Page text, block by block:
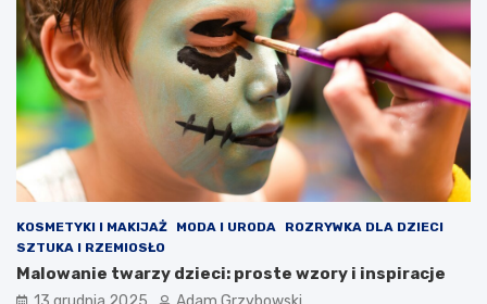
KOSMETYKI I MAKIJAŻ MODA I URODA
ROZRYWKA DLA DZIECI
SZTUKA I RZEMIOSŁO
Malowanie twarzy dzieci: proste wzory i inspiracje